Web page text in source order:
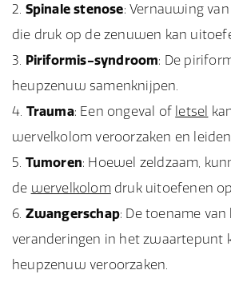
Spinale stenose: Vernauwing
die druk op de zenuwen kan
Piriformis-syndroom: De
heupzenuw samenknijpen.
Trauma: Een ongeval of letsel
wervelkolom veroorzaken en
Tumoren: Hoewel zeldzaam,
de wervelkolomdruk uitoefenen
Zwangerschap: De toename
veranderingen in het zwaartepunt
heupzenuw veroorzaken.